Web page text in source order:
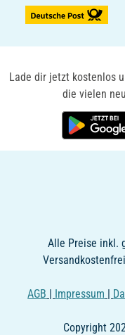
Lade dir jetzt kostenlos
die vielen
Alle Preise inkl.
AGB | Impressum |
Copyright